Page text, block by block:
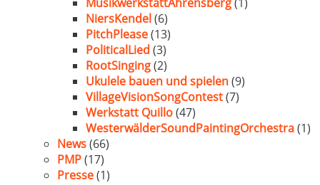
NiersKendel(6)
PitchPlease(13)
PoliticalLied (3)
RootSinging(2)
Ukulele bauen und spielen(9)
VillageVisionSongContest(7)
Werkstatt Quillo(47)
WesterwälderSoundPaintingOrchestra(1)
News(66)
PMP(17)
Presse(1)